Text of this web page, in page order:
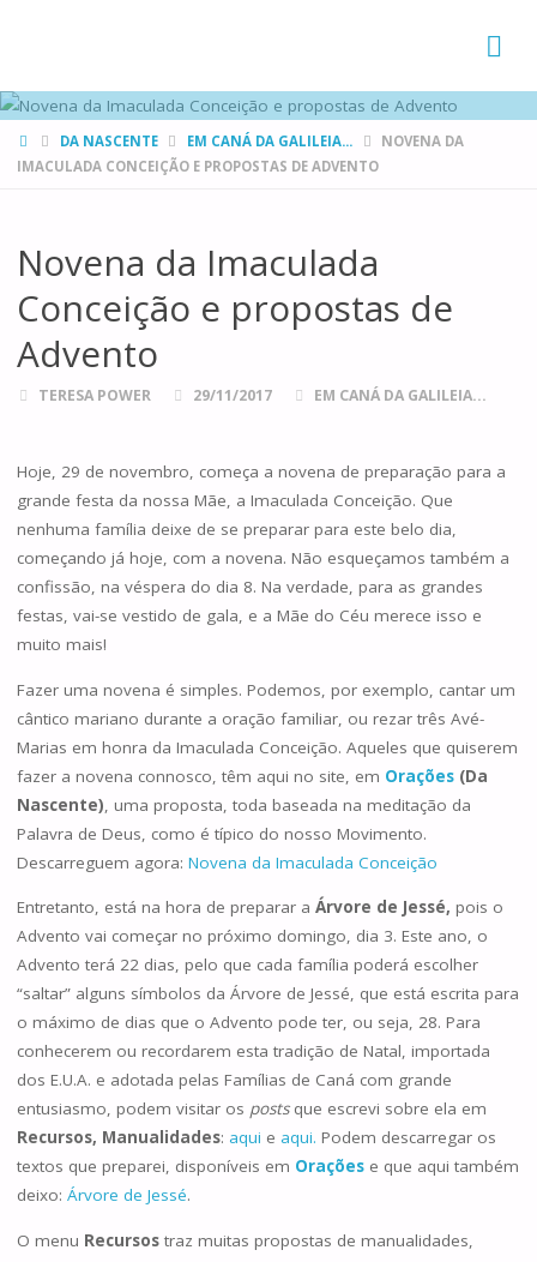
HOMEDA NASCENTE EM CANÁ DA GALILEIA...
NOVENA DA
IMACULADA CONCEIÇÃO E PROPOSTAS DE ADVENTO
Novena da Imaculada
Conceição e propostas de
Advento
TERESA POWER 29/11/2017 EM CANÁ DA GALILEIA...
Hoje, 29 de novembro, começa a novena de preparação para a
grande festa da nossa Mãe, a Imaculada Conceição. Que
nenhuma família deixe de se preparar para este belo dia,
começando já hoje, com a novena. Não esqueçamos também a
confissão, na véspera do dia 8. Na verdade, para as grandes
festas, vai-se vestido de gala, e a Mãe do Céu merece isso e
muito mais!
Fazer uma novena é simples. Podemos, por exemplo, cantar um
cântico mariano durante a oração familiar, ou rezar três Avé-
Marias em honra da Imaculada Conceição. Aqueles que quiserem
fazer a novena connosco, têm aqui no site, em Orações (Da
Nascente), uma proposta, toda baseada na meditação da
Palavra de Deus, como é típico do nosso Movimento.
Descarreguem agora: Novena da Imaculada Conceição
Entretanto, está na hora de preparar a Árvore de Jessé, pois o
Advento vai começar no próximo domingo, dia 3. Este ano, o
Advento terá 22 dias, pelo que cada família poderá escolher
“saltar” alguns símbolos da Árvore de Jessé, que está escrita para
o máximo de dias que o Advento pode ter, ou seja, 28. Para
conhecerem ou recordarem esta tradição de Natal, importada
dos E.U.A. e adotada pelas Famílias de Caná com grande
entusiasmo, podem visitar os postsque escrevi sobre ela em
Recursos, Manualidades: aqui e aqui. Podem descarregar os
textos que preparei, disponíveis em Oraçõese que aqui também
deixo: Árvore de Jessé.
O menu Recursostraz muitas propostas de manualidades,